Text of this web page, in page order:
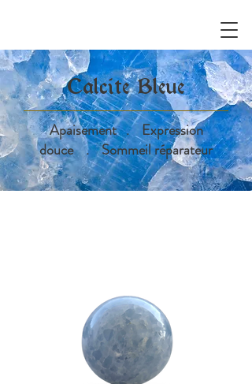
Calcite Bleue
Apaisement . Expression
douce . Sommeil réparateur